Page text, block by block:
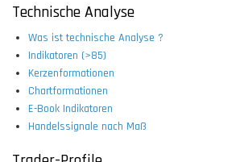
Technische Analyse
Was ist technische Analyse ?
Indikatoren (>85)
Kerzenformationen
Chartformationen
E-Book Indikatoren
Handelssignale nach Maß